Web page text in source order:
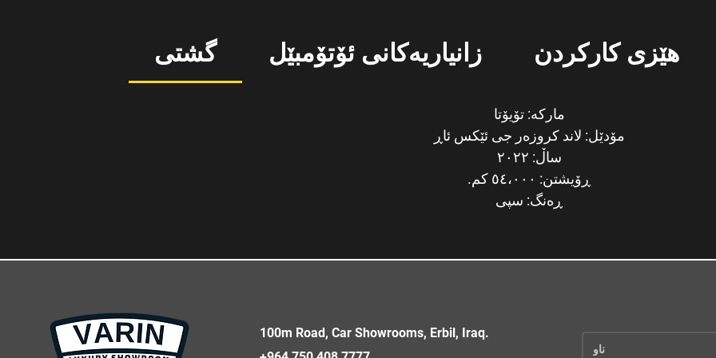
گشتی زانیاریەکانی ئۆتۆمبێل هێزی کارکردن
مارکە: تۆیۆتا
مۆدێل: لاند کروزەر جی ئێکس ئاڕ
ساڵ: ٢٠٢٢
ڕۆیشتن: ٥٤،٠٠٠ کم.
ڕەنگ: سپی
100m Road, Car Showrooms, Erbil, Iraq.